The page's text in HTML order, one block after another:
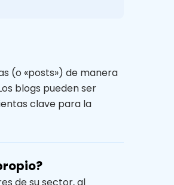
(o «posts») de manera
blogs pueden ser
clave para la